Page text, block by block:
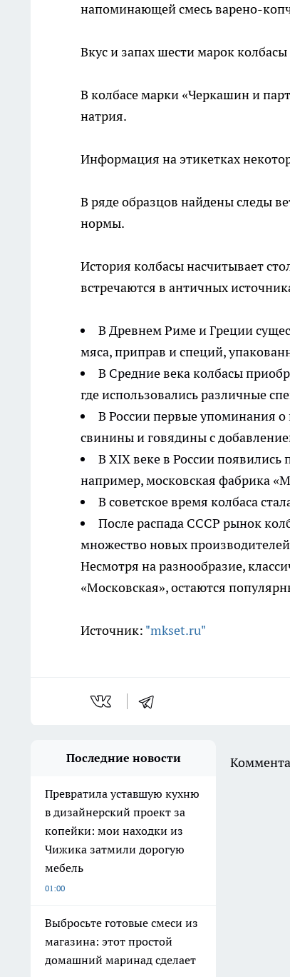
напоминающей смесь варено-
Вкус и запах шести марок
В колбасе марки «Черкашин и
натрия.
Информация на этикетках
В ряде образцов найдены следы
нормы.
История колбасы насчитывает
встречаются в античных
В Древнем Риме и Греции
мяса, приправ и специй,
В Средние века колбасы
где использовались различные
В России первые упоминания о
свинины и говядины с
В XIX веке в России
например, московская фабрика
В советское время колбаса
После распада СССР рынок
множество новых
Несмотря на разнообразие,
«Московская», остаются
Источник: "mkset.ru"
Последние новости
Превратила уставшую кухню
в дизайнерский проект за
копейки: мои находки из
Чижика затмили дорогую
мебель
01:00
Выбросьте готовые смеси из
магазина: этот простой
домашний маринад сделает